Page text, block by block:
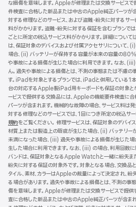
な損傷を意味します。Appleが修理または交換サービス
件検査に合格した新品または中古のApple純正パーツが
対する修理などのサービス、および盗難・紛失に対するサ
料がかかります。盗難・紛失に対する保証を含むプランで
ごとに所定の税込サービス料がかかります。詳細について
は、保証対象のデバイスおよび付属アクセサリについて
場合、(ii) バッテリーが保持する容量が本来の容量の
や事故による損傷が生じた場合に利用できます。なお、
ん。過失や事故による損傷とは、不測の事態または不慮
す。iPadを対象とするプランでは、iPadと併用してい
台の対応するApple製iPad用キーボードも保証の対象と
ービスで提供する交換品には、Appleの機能要件検査に
パーツが含まれます。機械的な故障の場合、サービス料は
対する修理などのサービスでは、1回につき所定の税込サ
規約（新
規
ウ
イ
ン
ド
ウ
で
開
き
をご覧ください。 修理サービスは、保証対象のデバイ
材質上または製造上の瑕疵が生じた場合、(ii) バッテリ
未満になった場合、(iii) 過失や事故による損傷が生じた
生した場合に利用できます。なお、(iii) の場合、利用回
バンドは、保証対象となるApple Watchと一緒に紛失ま
紛失に対する保証の対象外です。対象となる場合、交換
タイル、素材、カラーはAppleの裁量によって決定され、
る場合があります。過失や事故による損傷とは、不測の
傷を意味します。Appleが修理または交換サービスで提
査に合格した新品または中古のApple純正パーツが含ま